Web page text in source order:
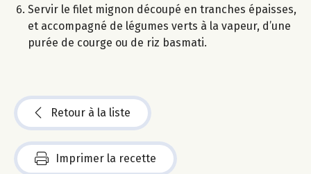
Servir le filet mignon découpé en tranches épaisses,
et accompagné de légumes verts à la vapeur, d’une
purée de courge ou de riz basmati.
Retour à la liste
Imprimer la recette